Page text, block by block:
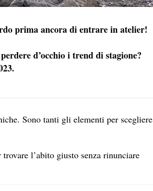
prima ancora di entrare in atelier!
d’occhio i trend di stagione?
Sono tanti gli elementi per scegliere
l’abito giusto senza rinunciare